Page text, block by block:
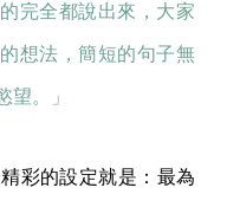
完全都說出來，大家
想法，簡短的句子無
望。」
彩的設定就是：最為